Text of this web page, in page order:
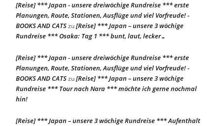
[Reise] *** Japan - unsere dreiwöchige Rundreise *** erste
Planungen, Route, Stationen, Ausflüge und viel Vorfreude! -
BOOKS AND CATSzu[Reise] *** Japan – unsere 3 wöchige
Rundreise *** Osaka: Tag 1 *** bunt, laut, lecker…
[Reise] *** Japan - unsere dreiwöchige Rundreise *** erste
Planungen, Route, Stationen, Ausflüge und viel Vorfreude! -
BOOKS AND CATSzu[Reise] *** Japan – unsere 3 wöchige
Rundreise *** Tour nach Nara *** möchte ich gerne nochmal
hin!
[Reise] *** Japan – unsere 3 wöchige Rundreise *** Aufenthalt